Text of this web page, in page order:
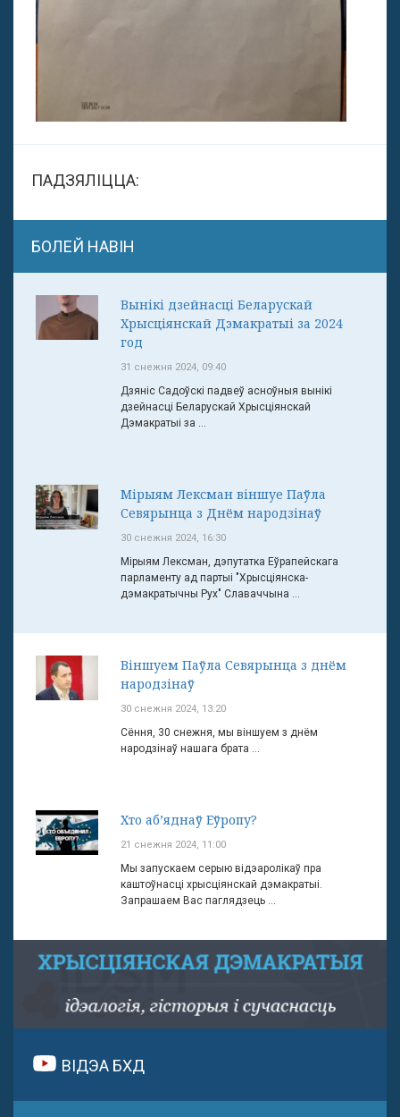
ПАДЗЯЛІЦЦА:
БОЛЕЙ НАВІН
Вынікі дзейнасці Беларускай
Хрысціянскай Дэмакратыі за 2024
год
31 снежня 2024, 09:40
Дзяніс Садоўскі падвеў асноўныя вынікі
дзейнасці Беларускай Хрысціянскай
Дэмакратыі за ...
Мірыям Лексман віншуе Паўла
Севярынца з Днём народзінаў
30 снежня 2024, 16:30
Мірыям Лексман, дэпутатка Еўрапейскага
парламенту ад партыі "Хрысціянска-
дэмакратычны Рух" Славаччына ...
Віншуем Паўла Севярынца з днём
народзінаў
30 снежня 2024, 13:20
Сёння, 30 снежня, мы віншуем з днём
народзінаў нашага брата ...
Хто аб’яднаў Еўропу?
21 снежня 2024, 11:00
Мы запускаем серыю відэаролікаў пра
каштоўнасці хрысціянскай дэмакратыі.
Запрашаем Вас паглядзець ...
ВІДЭА БХД